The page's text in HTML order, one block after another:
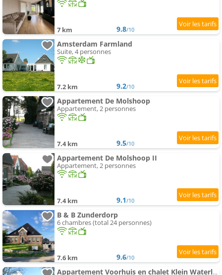
7 km 9.8/10
Amsterdam Farmland
Suite, 4 personnes
7.2 km 9.2/10
Appartement De Molshoop
Appartement, 2 personnes
7.4 km 9.5/10
Appartement De Molshoop II
Appartement, 2 personnes
7.4 km 9.1/10
B & B Zunderdorp
6 chambres (total 24 personnes)
7.6 km 9.6/10
Appartement Voorhuis en chalet Klein Waterland